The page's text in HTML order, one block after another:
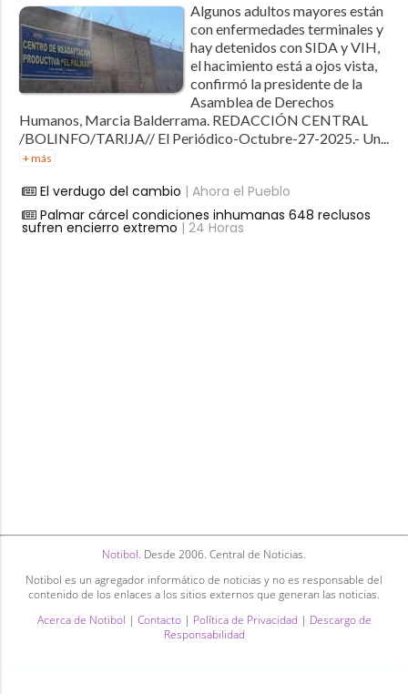
Algunos adultos mayores están
con enfermedades terminales y
hay detenidos con SIDA y VIH,
el hacimiento está a ojos vista,
confirmó la presidente de la
Asamblea de Derechos
Humanos, Marcia Balderrama. REDACCIÓN CENTRAL
/BOLINFO/TARIJA// El Periódico-Octubre-27-2025.- Un...
+ más
El verdugo del cambio | Ahora el Pueblo
Palmar cárcel condiciones inhumanas 648 reclusos
sufren encierro extremo | 24 Horas
Notibol. Desde 2006. Central de Noticias.
Notibol es un agregador informático de noticias y no es responsable del
contenido de los enlaces a los sitios externos que generan las noticias.
Acerca de Notibol | Contacto| Política de Privacidad | Descargo de
Responsabilidad